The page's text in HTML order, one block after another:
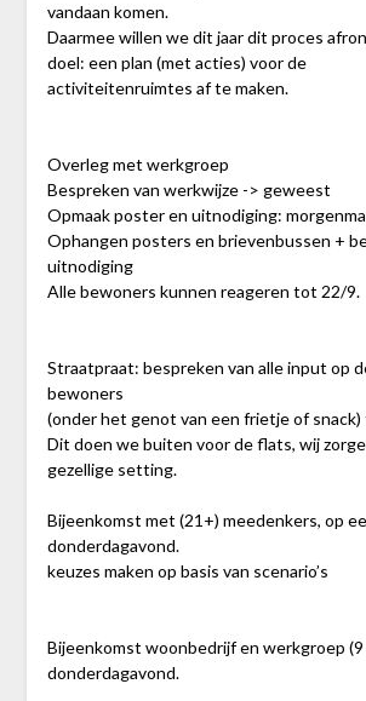
vandaan komen.
Daarmee willen we dit jaar dit proces
doel: een plan (met acties) voor de
activiteitenruimtes af te maken.
Overleg met werkgroep
Bespreken van werkwijze -> geweest
Opmaak poster en uitnodiging:
Ophangen posters en brievenbussen +
uitnodiging
Alle bewoners kunnen reageren tot 22/9.
Straatpraat: bespreken van alle input op
bewoners
(onder het genot van een frietje of snack)
Dit doen we buiten voor de flats, wij
gezellige setting.
Bijeenkomst met (21+) meedenkers, op
donderdagavond.
keuzes maken op basis van scenario’s
Bijeenkomst woonbedrijf en werkgroep (9
donderdagavond.